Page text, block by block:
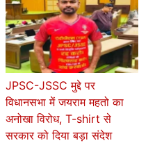
JPSC-JSSC मुद्दे पर
विधानसभा में जयराम महतो का
अनोखा विरोध, T-shirt से
सरकार को दिया बड़ा संदेश